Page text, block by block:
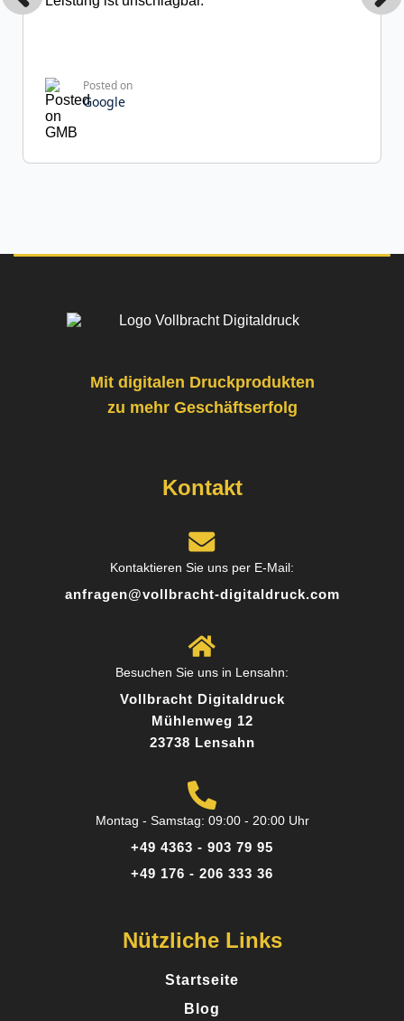
Posted on
Google
Vergleich zu anderen Anbietern, die ich zuvor
Team hat mich super beraten, welches Material
am besten zu meinem Projekt passt. Das
Ergebnis hat meine Erwartungen übertroffen!
Sandra K.
Perfekt für kleine Auflagen - Ich brauchte nur 50
Broschüren und war überrascht, wie günstig und
wenn man keine riesige Stückzahl braucht.
Mit digitalen Druckprodukten
zu mehr Geschäftserfolg
Kontakt
Kontaktieren Sie uns per E-Mail:
anfragen@vollbracht-digitaldruck.com
Besuchen Sie uns in Lensahn:
Vollbracht Digitaldruck
Mühlenweg 12
23738 Lensahn
Montag - Samstag: 09:00 - 20:00 Uhr
+49 4363 - 903 79 95
+49 176 - 206 333 36
Nützliche Links
Startseite
Blog